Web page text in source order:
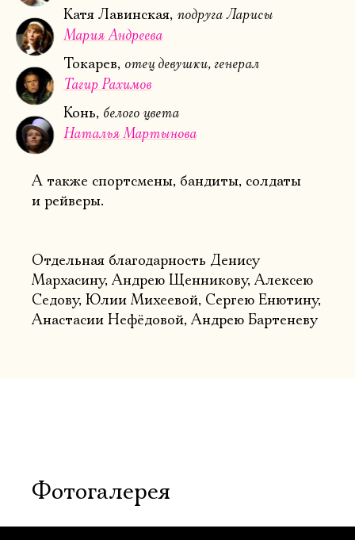
Катя Лавинская, подруга Ларисы
Мария Андреева
Токарев, отец девушки, генерал
Тагир Рахимов
Конь, белого цвета
Наталья Мартынова
А также спортсмены, бандиты, солдаты
и рейверы.
Отдельная благодарность Денису
Мархасину, Андрею Щенникову, Алексею
Седову, Юлии Михеевой, Сергею Енютину,
Анастасии Нефёдовой, Андрею Бартеневу
Фотогалерея